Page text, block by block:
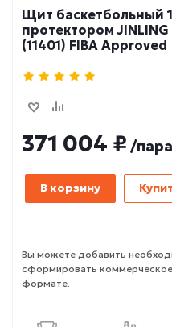
Щит баскетбольный
протектором JINLING
(11401) FIBA Approved
371 004 ₽ /пара
В корзину
Вы можете добавить
сформировать
формате.